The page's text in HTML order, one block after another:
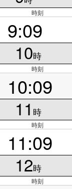
時刻
9:09
10時
時刻
10:09
11 時
時刻
11:09
12時
時刻